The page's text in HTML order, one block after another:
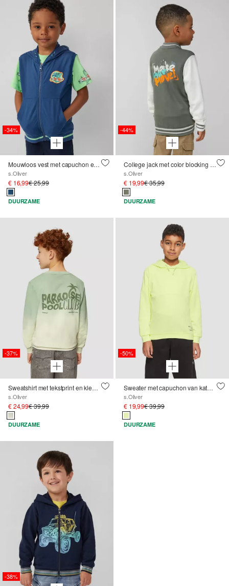
-34%
Mouwloos vest met capuchon en borduursel
s.Oliver
€ 16,99€ 25,99
DUURZAME
-44%
College jack met color blocking en print
s.Oliver
€ 19,99€ 35,99
DUURZAME
-37%
Sweatshirt met tekstprint en kleurverloop
s.Oliver
€ 24,99€ 39,99
DUURZAME
-50%
Sweater met capuchon van katoenmix met printdetails
s.Oliver
€ 19,99€ 39,99
DUURZAME
-38%